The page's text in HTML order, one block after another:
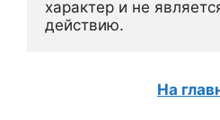
характер и не
действию.
На